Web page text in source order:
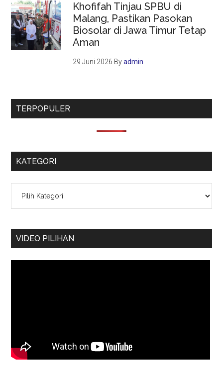
Khofifah Tinjau SPBU di
Malang, Pastikan Pasokan
Biosolar di Jawa Timur Tetap
Aman
29 Juni 2026 Byadmin
TERPOPULER
KATEGORI
VIDEO PILIHAN